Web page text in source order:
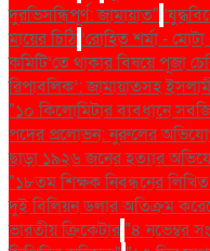
দুরভিসন্ধিপূর্ণ: জামায়াত"
মায়ের চিঠি ‘রোহিত শর্মা -
কমিটি’তে থাকার বিষয়ে পূজা
রিপাবলিক’: জামায়াতসহ
"১০ কিলোমিটার ব্যবধানে
পদের প্রলোভন: নুরুলের অভিযোগ
ছাড়া ১৯২৬ জনের হত্যার
"১৮তম শিক্ষক নিবন্ধনের
দুই বিলিয়ন ডলার অতিক্রম
ভারতীয় ক্রিকেটার"৪ নভেম্বর